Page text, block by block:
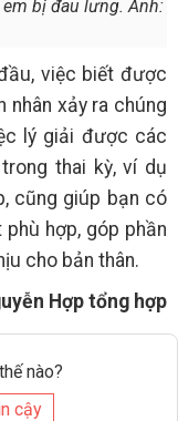
bị đau lưng. Ảnh:
việc biết được
nhân xảy ra chúng
lý giải được các
thai kỳ, ví dụ
cũng giúp bạn có
hợp, góp phần
cho bản thân.
Hợp tổng hợp
nào?
cậy